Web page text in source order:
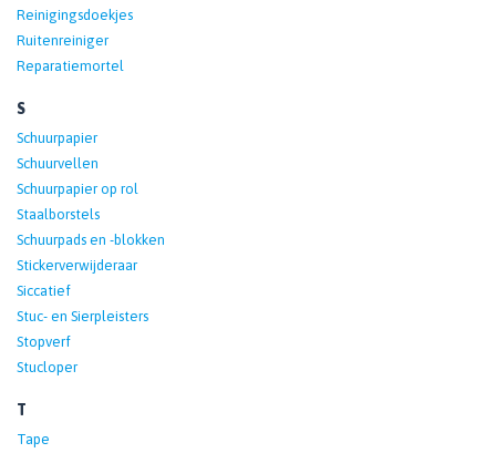
Reinigingsdoekjes
Ruitenreiniger
Reparatiemortel
S
Schuurpapier
Schuurvellen
Schuurpapier op rol
Staalborstels
Schuurpads en -blokken
Stickerverwijderaar
Siccatief
Stuc- en Sierpleisters
Stopverf
Stucloper
T
Tape